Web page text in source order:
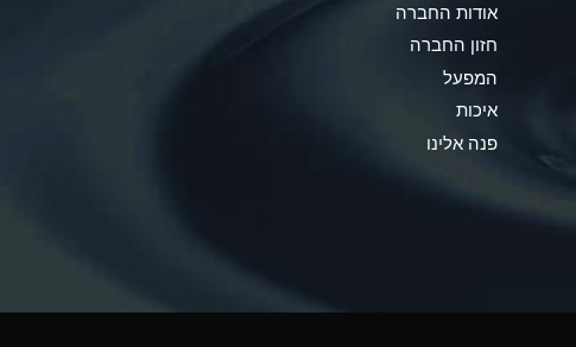
אודות החברה
חזון החברה
המפעל
איכות
פנה אלינו